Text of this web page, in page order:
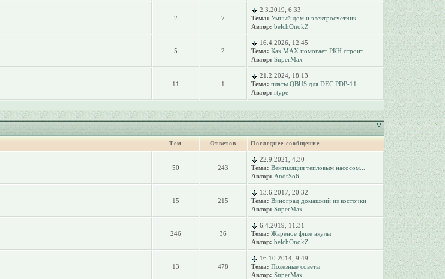
2 7
2.3.2019, 6:33
Тема: Умный дом и электросчетчик
Автор: belchOnokZ
5 2
16.4.2026, 12:45
Тема: Как MAX помогает РКН строит...
Автор: SuperMax
11 1
21.2.2024, 18:13
Тема: платы QBUS для DEC PDP-11 ...
Автор: rtype
Тем Ответов Последнее сообщение
50 243
22.9.2021, 4:30
Тема: Вентиляция тепловым насосом...
Автор: AndrSo6
15 215
13.6.2017, 20:32
Тема: Виноград домашний из косточки
Автор: SuperMax
246 36
6.4.2019, 11:31
Тема: Жареное филе акулы
Автор: belchOnokZ
13 478
16.10.2014, 9:49
Тема: Полезные советы
Автор: SuperMax